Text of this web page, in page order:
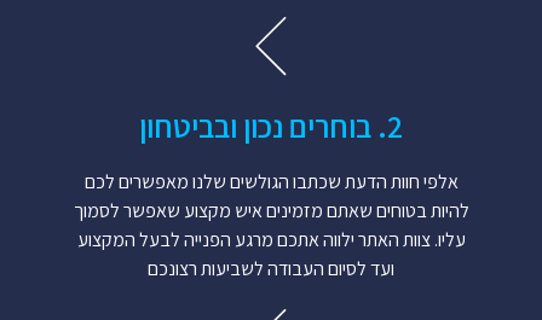
2. בוחרים נכון ובביטחון
אלפי חוות הדעת שכתבו הגולשים שלנו מאפשרים לכם
להיות בטוחים שאתם מזמינים איש מקצוע שאפשר לסמוך
עליו. צוות האתר ילווה אתכם מרגע הפנייה לבעל המקצוע
ועד לסיום העבודה לשביעות רצונכם